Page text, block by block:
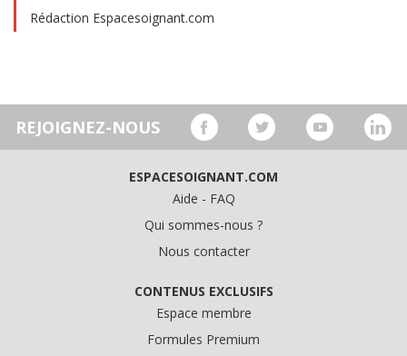
Rédaction Espacesoignant.com
REJOIGNEZ-NOUS
ESPACESOIGNANT.COM
Aide - FAQ
Qui sommes-nous ?
Nous contacter
CONTENUS EXCLUSIFS
Espace membre
Formules Premium